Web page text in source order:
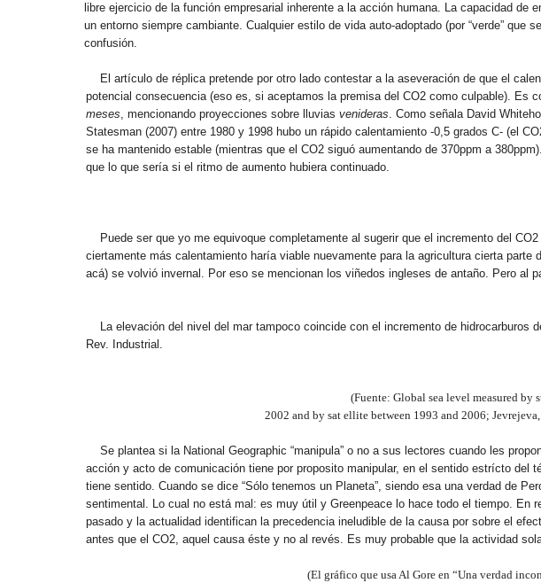
libre ejercicio de la función empresarial inherente a la acción humana. La capacidad
un entorno siempre cambiante. Cualquier estilo de vida auto-adoptado (por “verde”
confusión.
El artículo de réplica pretende por otro lado contestar a la aseveración de que el
potencial consecuencia (eso es, si aceptamos la premisa del CO2 como culpable). Es
meses, mencionando proyecciones sobre lluvias venideras. Como señala David
Statesman (2007) entre 1980 y 1998 hubo un rápido calentamiento -0,5 grados C- (el
se ha mantenido estable (mientras que el CO2 siguó aumentando de 370ppm a
que lo que sería si el ritmo de aumento hubiera continuado.
Puede ser que yo me equivoque completamente al sugerir que el incremento del
ciertamente más calentamiento haría viable nuevamente para la agricultura cierta
acá) se volvió invernal. Por eso se mencionan los viñedos ingleses de antaño. Pero al
La elevación del nivel del mar tampoco coincide con el incremento de
Rev. Industrial.
(Fuente: Global sea level measured by
2002 and by sat ellite between 1993 and 2006;
Se plantea si la National Geographic “manipula” o no a sus lectores cuando les
acción y acto de comunicación tiene por proposito manipular, en el sentido estrícto del
tiene sentido. Cuando se dice “Sólo tenemos un Planeta”, siendo esa una verdad de
sentimental. Lo cual no está mal: es muy útil y Greenpeace lo hace todo el tiempo. En
pasado y la actualidad identifican la precedencia ineludible de la causa por sobre el
antes que el CO2, aquel causa éste y no al revés. Es muy probable que la actividad
(El gráfico que usa Al Gore en “Una verdad